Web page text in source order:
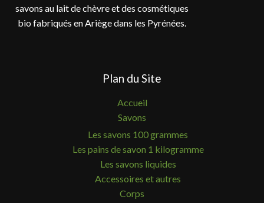
savons au lait de chèvre et des cosmétiques
bio fabriqués en Ariège dans les Pyrénées.
Plan du Site
Accueil
Savons
Les savons 100 grammes
Les pains de savon 1 kilogramme
Les savons liquides
Accessoires et autres
Corps